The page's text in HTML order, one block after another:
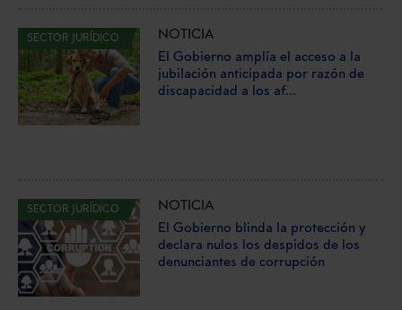
SECTOR JURÍDICO
NOTICIA
El Gobierno amplía el acceso a la
jubilación anticipada por razón de
discapacidad a los af...
SECTOR JURÍDICO
NOTICIA
El Gobierno blinda la protección y
declara nulos los despidos de los
denunciantes de corrupción